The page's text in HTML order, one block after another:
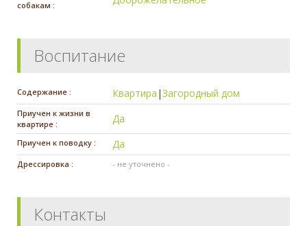
собакам :
Воспитание
Содержание : Квартира |Загородный дом
Приучен к жизни в
квартире :
Да
Приучен к поводку : Да
Дрессировка : - не уточнено -
Контакты